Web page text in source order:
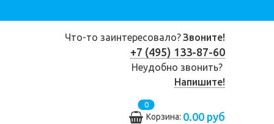
Что-то заинтересовало?Звоните!
+7 (495) 133-87-60
Неудобно звонить?
Напишите!
0
Корзина: 0.00 руб